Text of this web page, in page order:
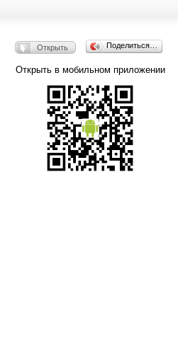
Открыть Поделиться…
Открыть в мобильном приложении